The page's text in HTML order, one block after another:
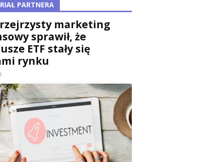
PARTNERA
marketing
sprawił, że
ETF stały się
rynku